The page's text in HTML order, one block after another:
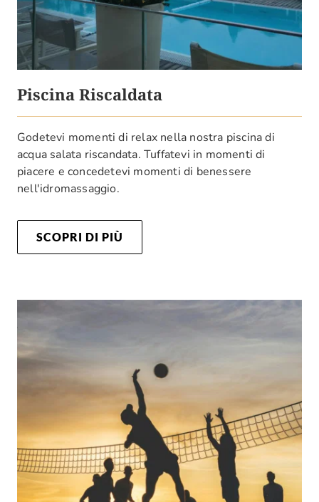
Piscina Riscaldata
Godetevi momenti di relax nella nostra piscina di
acqua salata riscandata. Tuffatevi in momenti di
piacere e concedetevi momenti di benessere
nell'idromassaggio.
SCOPRI DI PIÙ